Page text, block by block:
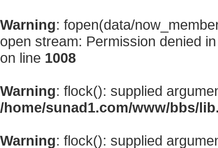
Warning: fopen(data/
open stream: Permission denied
on line 1008
Warning: flock(): supplied
/home/sunad1.com/www/bbs/
Warning: flock(): supplied